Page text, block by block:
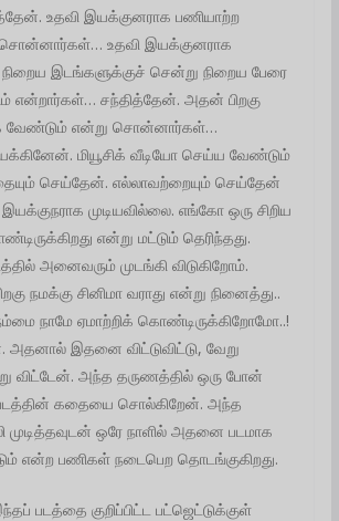
உதவி இயக்குனராக பணியாற்ற
உதவி இயக்குனராக
இடங்களுக்குச் சென்று நிறைய பேரை
என்றார்கள்… சந்தித்தேன். அதன் பிறகு
வேண்டும் என்று சொன்னார்கள்…
மியூசிக் வீடியோ செய்ய வேண்டும்
செய்தேன். எல்லாவற்றையும் செய்தேன்
முடியவில்லை. எங்கோ ஒரு சிறிய
என்று மட்டும் தெரிந்தது.
அனைவரும் முடங்கி விடுகிறோம்.
நமக்கு சினிமா வராது என்று நினைத்து..
நாமே ஏமாற்றிக் கொண்டிருக்கிறோமோ..!
இதனை விட்டுவிட்டு, வேறு
விட்டேன். அந்த தருணத்தில் ஒரு போன்
படத்தின் கதையை சொல்கிறேன். அந்த
ஒரே நாளில் அதனை படமாக
என்ற பணிகள் நடைபெற தொடங்குகிறது.
படத்தை குறிப்பிட்ட பட்ஜெட்டுக்குள்